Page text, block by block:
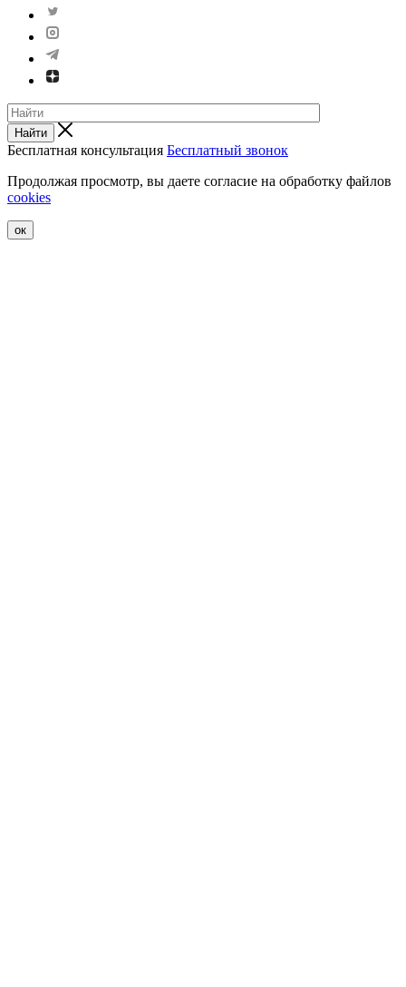
Найти
Бесплатная консультация Бесплатный звонок
Продолжая просмотр, вы даете согласие на обработку файлов
cookies
ок